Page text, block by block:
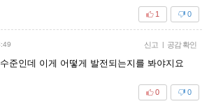
0
1
신고 | 공감 확인
준인데 이게 어떻게 발전되는지를 봐야지요
0
0